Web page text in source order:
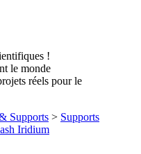
!
le monde
réels pour le
Supports > Supports
Iridium